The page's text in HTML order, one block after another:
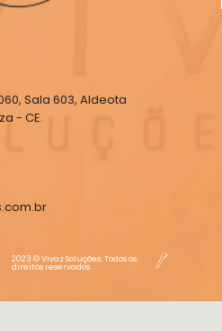
Sala 603, Aldeota
- CE.
2023 © Vivaz Soluções. Todos os
direitos reservados.